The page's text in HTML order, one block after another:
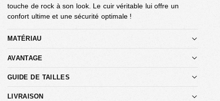
touche de rock à son look. Le cuir véritable lui offre un
confort ultime et une sécurité optimale !
MATÉRIAU
AVANTAGE
GUIDE DE TAILLES
LIVRAISON